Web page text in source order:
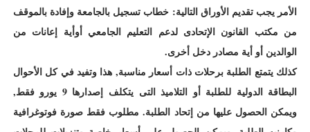
الأمر يجب تقديم الأوراق التالية: خطاب تسجيل بالجامعة وإفادة بالموقف
من مكتب القانون الإتحادى لدعم التعليم الجامعي أوأية إعانات من
الوالدين أو أية مصادر دخل أخرى.
كذلك يتمتع الطلبة برحلات ذات أسعار مناسبة, هذا وتفيد في كل الأحوال
البطاقة الدولية للطلبة أو التلاميذ التى يتكلف إصدارها 9 يورو فقط,
ويمكن الحصول عليها من إتحاد الطلبة. مطلوب فقط صورة فوتوغرافية